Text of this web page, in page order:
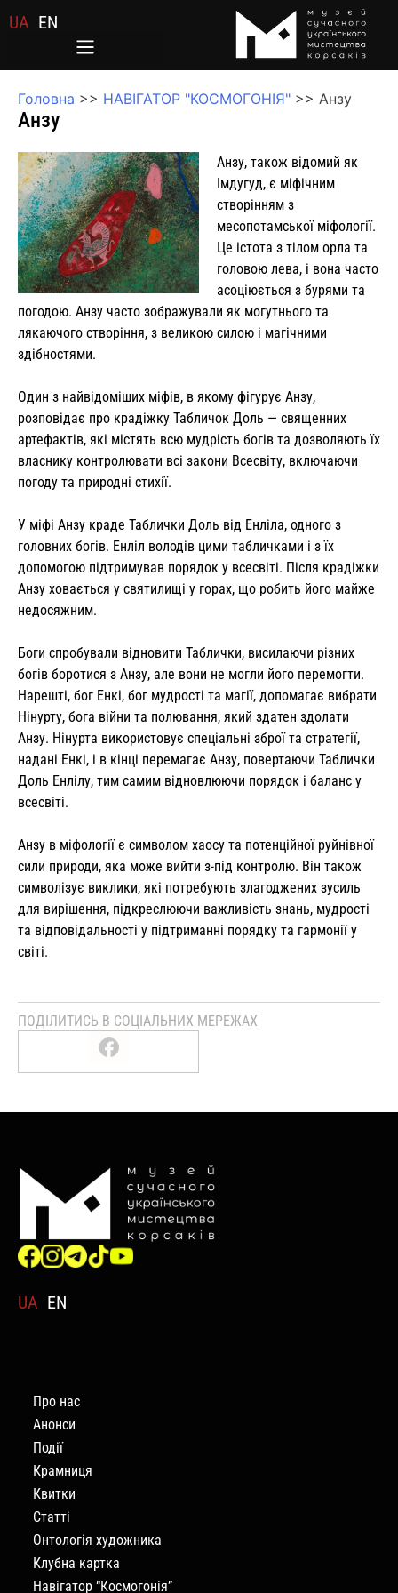
UA EN
Головна >> НАВІГАТОР "КОСМОГОНІЯ" >> Анзу
Анзу
Анзу, також відомий як
Імдугуд, є міфічним
створінням з
месопотамської міфології.
Це істота з тілом орла та
головою лева, і вона часто
асоціюється з бурями та
погодою. Анзу часто зображували як могутнього та
лякаючого створіння, з великою силою і магічними
здібностями.
Один з найвідоміших міфів, в якому фігурує Анзу,
розповідає про крадіжку Табличок Доль — священних
артефактів, які містять всю мудрість богів та дозволяють їх
власнику контролювати всі закони Всесвіту, включаючи
погоду та природні стихії.
У міфі Анзу краде Таблички Доль від Енліла, одного з
головних богів. Енліл володів цими табличками і з їх
допомогою підтримував порядок у всесвіті. Після крадіжки
Анзу ховається у святилищі у горах, що робить його майже
недосяжним.
Боги спробували відновити Таблички, висилаючи різних
богів боротися з Анзу, але вони не могли його перемогти.
Нарешті, бог Енкі, бог мудрості та магії, допомагає вибрати
Нінурту, бога війни та полювання, який здатен здолати
Анзу. Нінурта використовує спеціальні зброї та стратегії,
надані Енкі, і в кінці перемагає Анзу, повертаючи Таблички
Доль Енлілу, тим самим відновлюючи порядок і баланс у
всесвіті.
Анзу в міфології є символом хаосу та потенційної руйнівної
сили природи, яка може вийти з-під контролю. Він також
символізує виклики, які потребують злагоджених зусиль
для вирішення, підкреслюючи важливість знань, мудрості
та відповідальності у підтриманні порядку та гармонії у
світі.
ПОДІЛИТИСЬ В СОЦІАЛЬНИХ МЕРЕЖАХ
UA EN
Про нас
Анонси
Події
Крамниця
Квитки
Статті
Онтологія художника
Клубна картка
Навігатор “Космогонія”